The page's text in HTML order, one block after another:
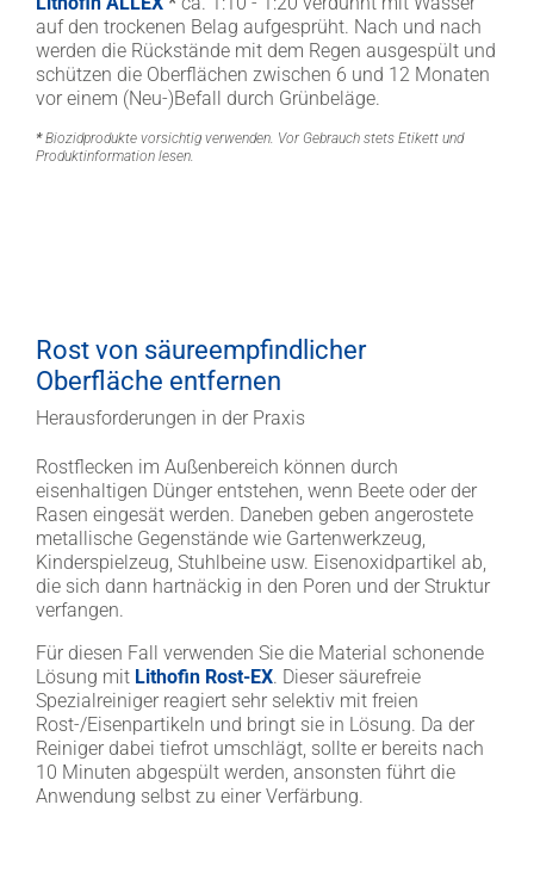
auf den trockenen Belag aufgesprüht. Nach und nach
werden die Rückstände mit dem Regen ausgespült und
schützen die Oberflächen zwischen 6 und 12 Monaten
vor einem (Neu-)Befall durch Grünbeläge.
*Biozidprodukte vorsichtig verwenden. Vor Gebrauch stets Etikett und
Produktinformation lesen.
Rost von säureempfindlicher
Oberfläche entfernen
Herausforderungen in der Praxis
Rostflecken im Außenbereich können durch
eisenhaltigen Dünger entstehen, wenn Beete oder der
Rasen eingesät werden. Daneben geben angerostete
metallische Gegenstände wie Gartenwerkzeug,
Kinderspielzeug, Stuhlbeine usw. Eisenoxidpartikel ab,
die sich dann hartnäckig in den Poren und der Struktur
verfangen.
Für diesen Fall verwenden Sie die Material schonende
Lösung mit Lithofin Rost-EX. Dieser säurefreie
Spezialreiniger reagiert sehr selektiv mit freien
Rost-/Eisenpartikeln und bringt sie in Lösung. Da der
Reiniger dabei tiefrot umschlägt, sollte er bereits nach
10 Minuten abgespült werden, ansonsten führt die
Anwendung selbst zu einer Verfärbung.